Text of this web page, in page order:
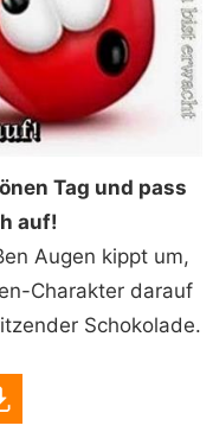
Tag und pass
auf!
Augen kippt um,
Charakter darauf
Schokolade.